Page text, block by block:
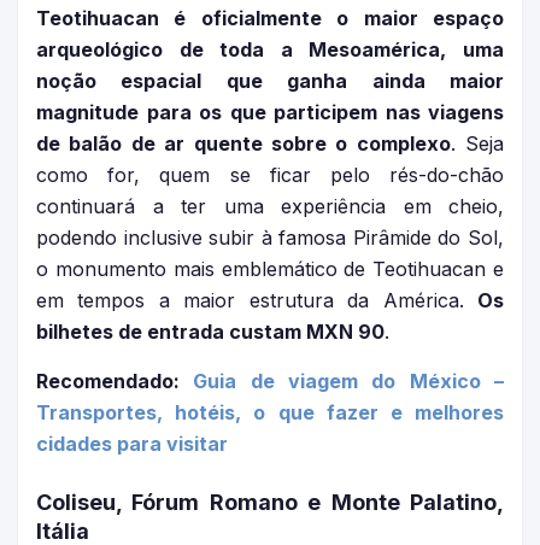
Teotihuacan é oficialmente o maior espaço
arqueológico de toda a Mesoamérica, uma
noção espacial que ganha ainda maior
magnitude para os que participem nas viagens
de balão de ar quente sobre o complexo. Seja
como for, quem se ficar pelo rés-do-chão
continuará a ter uma experiência em cheio,
podendo inclusive subir à famosa Pirâmide do Sol,
o monumento mais emblemático de Teotihuacan e
em tempos a maior estrutura da América. Os
bilhetes de entrada custam MXN 90.
Recomendado: Guia de viagem do México –
Transportes, hotéis, o que fazer e melhores
cidades para visitar
Coliseu, Fórum Romano e Monte Palatino,
Itália